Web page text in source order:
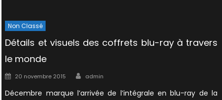
Non Classé
Détails et visuels des coffrets blu-ray à travers
le monde
Posted
20 novembre 2015 Author
admin
Décembre marque l’arrivée de l’intégrale en blu-ray de la